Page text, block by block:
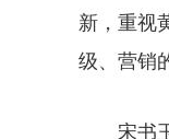
新，重视
级、营销
宋书